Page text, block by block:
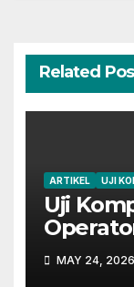
Related
ARTIKEL UJI
Uji
Digital
MAY 24, 2026